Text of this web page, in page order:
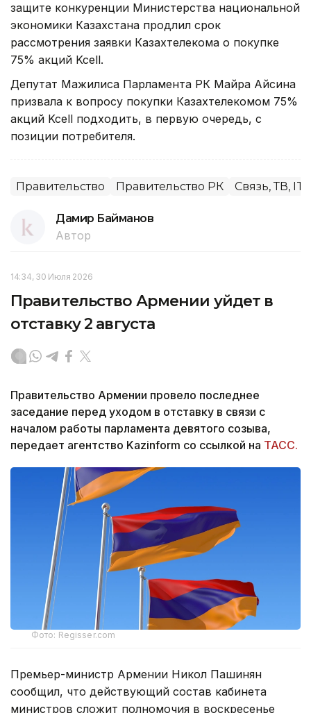
защите конкуренции Министерства национальной
экономики Казахстана продлил срок
рассмотрения заявки Казахтелекома о покупке
75% акций Kcell.
Депутат Мажилиса Парламента РК Майра Айсина
призвала к вопросу покупки Казахтелекомом 75%
акций Kcell подходить, в первую очередь, с
позиции потребителя.
Правительство Правительство РК Связь, ТВ, IT
Дамир Байманов
Автор
14:34, 30 Июля 2026
Правительство Армении уйдет в
отставку 2 августа
Правительство Армении провело последнее
заседание перед уходом в отставку в связи с
началом работы парламента девятого созыва,
передает агентство Kazinform со ссылкой на ТАСС.
Фото: Regisser.com
Премьер-министр Армении Никол Пашинян
сообщил, что действующий состав кабинета
министров сложит полномочия в воскресенье